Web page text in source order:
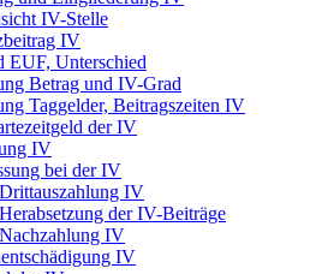
IV-Stelle
IV
EUF, Unterschied
Betrag und IV-Grad
Taggelder, Beitragszeiten IV
der IV
IV
bei der IV
IV
der IV-Beiträge
IV
IV